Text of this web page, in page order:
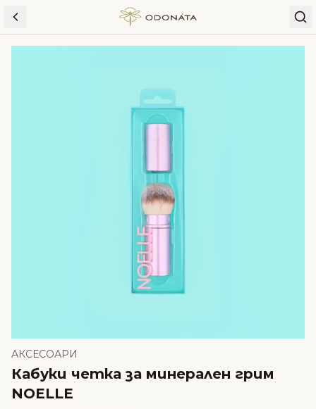
Skip to content
АКСЕСОАРИ
Кабуки четка за минерален грим
NOELLE